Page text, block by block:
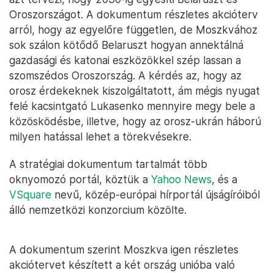
Oroszországot. A dokumentum részletes akcióterv
arról, hogy az egyelőre független, de Moszkvához
sok szálon kötődő Belaruszt hogyan annektálná
gazdasági és katonai eszközökkel szép lassan a
szomszédos Oroszország. A kérdés az, hogy az
orosz érdekeknek kiszolgáltatott, ám mégis nyugat
felé kacsintgató Lukasenko mennyire megy bele a
közösködésbe, illetve, hogy az orosz-ukrán háború
milyen hatással lehet a törekvésekre.
A stratégiai dokumentum tartalmát több
oknyomozó portál, köztük a Yahoo News, és a
VSquare nevű, közép-európai hírportál újságíróiból
álló nemzetközi konzorcium közölte.
A dokumentum szerint Moszkva igen részletes
akciótervet készített a két ország unióba való